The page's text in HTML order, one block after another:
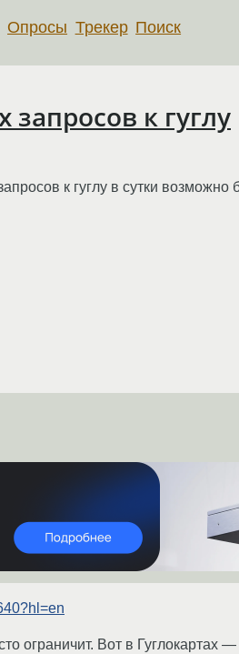
Опросы Трекер Поиск
к гуглу
к гуглу в сутки возможно
ограничит. Вот в Гуглокартах